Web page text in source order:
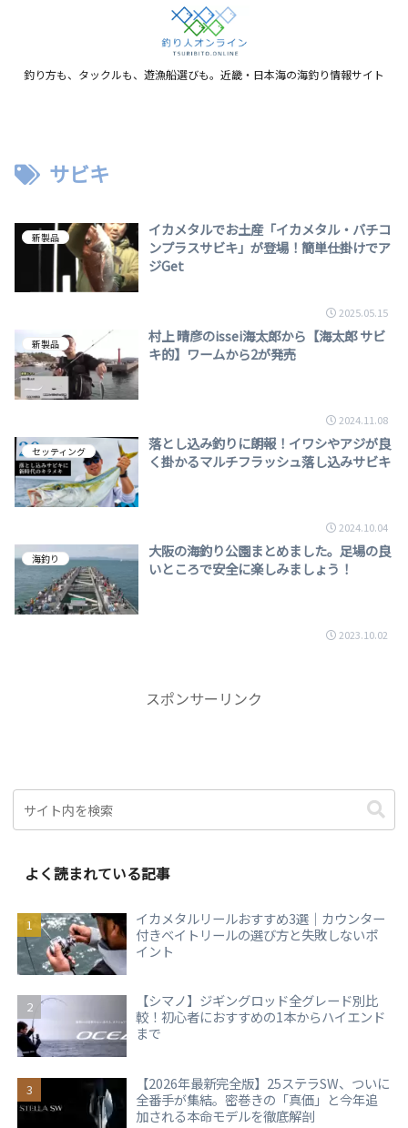
釣り方も、タックルも、遊漁船選びも。近畿・日本海の海釣り情報サイト
サビキ
新製品
イカメタルでお土産「イカメタル・バチコ
ンプラスサビキ」が登場！簡単仕掛けでア
ジGet
2025.05.15
新製品
村上 晴彦のissei海太郎から【海太郎 サビ
キ的】ワームから2が発売
2024.11.08
セッティング
落とし込み釣りに朗報！イワシやアジが良
く掛かるマルチフラッシュ落し込みサビキ
2024.10.04
海釣り
大阪の海釣り公園まとめました。足場の良
いところで安全に楽しみましょう！
2023.10.02
スポンサーリンク
よく読まれている記事
イカメタルリールおすすめ3選｜カウンター
付きベイトリールの選び方と失敗しないポ
イント
【シマノ】ジギングロッド全グレード別比
較！初心者におすすめの1本からハイエンド
まで
【2026年最新完全版】25ステラSW、ついに
全番手が集結。密巻きの「真価」と今年追
加される本命モデルを徹底解剖